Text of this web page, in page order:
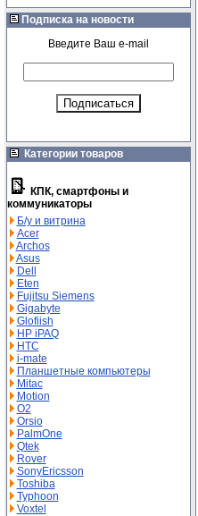
Подписка на новости
Введите Ваш e-mail
Категории товаров
КПК, смартфоны и
коммуникаторы
Б/у и витрина
Acer
Archos
Asus
Dell
Eten
Fujitsu Siemens
Gigabyte
Glofiish
HP iPAQ
HTC
i-mate
Планшетные компьютеры
Mitac
Motion
O2
Orsio
PalmOne
Qtek
Rover
SonyEricsson
Toshiba
Typhoon
Voxtel